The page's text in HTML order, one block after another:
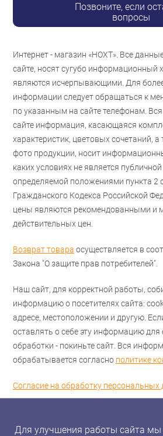
Позвоните, если
вопросы
Интернет - магазин «НОХТ». Все
сайте, носят сугубо информационный
являются исчерпывающими. Для
информации следует обращаться к
по указанным на сайте телефонам.
сайте информация, касающаяся
характеристик, цветовых сочетаний,
фото продукции, носит
каких условиях не является
определяемой положениями пункта 2
Гражданского Кодекса Российской
цены являются рекомендованными и
действительных цен.
Возврат товара осуществляется в
Закона "О защите прав потребителей".
Наш сайт, для корректной работы,
информацию о посетителях сайта:
адресе, местоположении и другую.
оставлять о себе эту информацию для
обработки - покиньте сайт. Вся
обрабатывается согласно политике
Согласие на обработку персональных
Для улучшения работы сайта